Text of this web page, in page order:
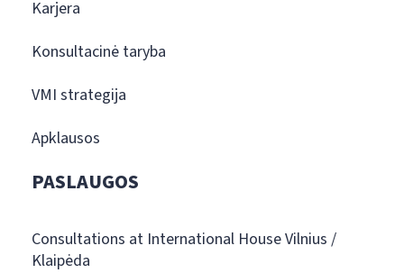
Karjera
Konsultacinė taryba
VMI strategija
Apklausos
PASLAUGOS
Consultations at International House Vilnius /
Klaipėda